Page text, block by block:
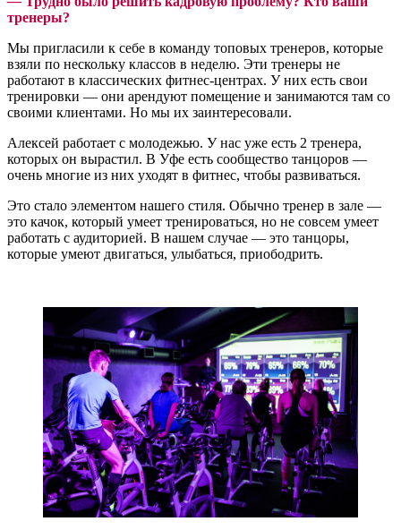
тренеры?
Мы пригласили к себе в команду топовых тренеров, которые
взяли по нескольку классов в неделю. Эти тренеры не
работают в классических фитнес-центрах. У них есть свои
тренировки — они арендуют помещение и занимаются там со
своими клиентами. Но мы их заинтересовали.
Алексей работает с молодежью. У нас уже есть 2 тренера,
которых он вырастил. В Уфе есть сообщество танцоров —
очень многие из них уходят в фитнес, чтобы развиваться.
Это стало элементом нашего стиля. Обычно тренер в зале —
это качок, который умеет тренироваться, но не совсем умеет
работать с аудиторией. В нашем случае — это танцоры,
которые умеют двигаться, улыбаться, приободрить.